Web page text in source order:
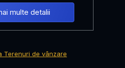
multe detalii
Terenuri de vânzare